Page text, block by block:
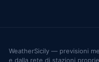
WeatherSicily — previsioni
e dalla rete di stazioni